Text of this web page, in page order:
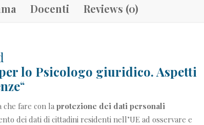
Docenti Reviews (0)
lo Psicologo giuridico. Aspetti
“
che fare con la protezione dei dati personali
dei dati di cittadini residenti nell’UE ad osservare e